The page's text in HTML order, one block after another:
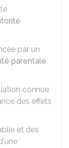
par un
parentale
connue
des effets
et des